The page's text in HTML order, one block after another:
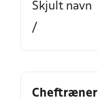
Skjult navn
/
Cheftræner